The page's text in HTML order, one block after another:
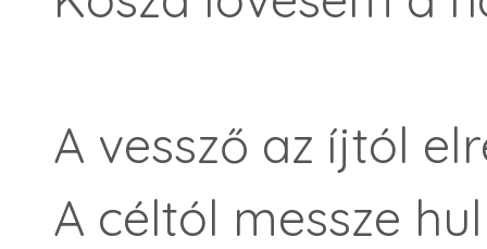
A vessző az íjtól
A céltól messze